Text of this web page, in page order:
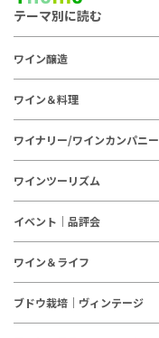
テーマ別に読む
ワイン醸造
ワイン＆料理
ワイナリー/ワインカンパニー
ワインツーリズム
イベント｜品評会
ワイン＆ライフ
ブドウ栽培｜ヴィンテージ